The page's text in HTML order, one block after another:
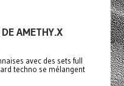
AMETHY.X
avec des sets full
techno se mélangent